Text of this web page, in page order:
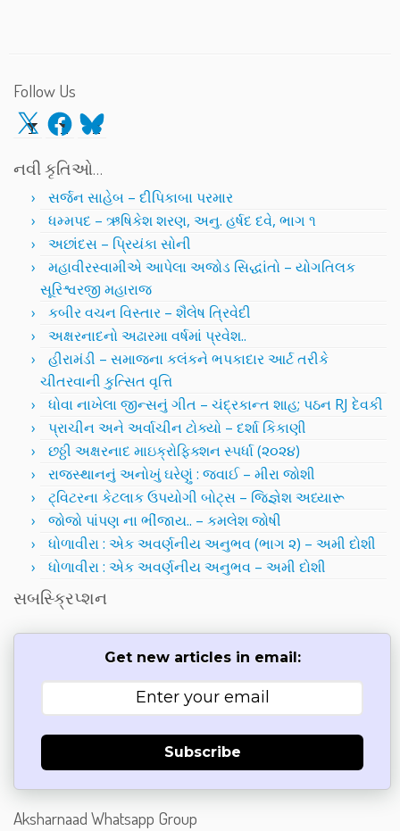
Follow Us
X Facebook
Bluesky
નવી કૃતિઓ…
સર્જન સાહેબ – દીપિકાબા પરમાર
ધમ્મપદ – ઋષિકેશ શરણ, અનુ. હર્ષદ દવે, ભાગ ૧
અછાંદસ – પ્રિયંકા સોની
મહાવીરસ્વામીએ આપેલા અજોડ સિદ્ધાંતો – યોગતિલક
સૂરિશ્વરજી મહારાજ
કબીર વચન વિસ્તાર – શૈલેષ ત્રિવેદી
અક્ષરનાદનો અઢારમા વર્ષમાં પ્રવેશ..
હીરામંડી – સમાજના કલંકને ભપકાદાર આર્ટ તરીકે
ચીતરવાની કુત્સિત વૃત્તિ
ધોવા નાખેલા જીન્સનું ગીત – ચંદ્રકાન્ત શાહ; પઠન RJ દેવકી
પ્રાચીન અને અર્વાચીન ટોક્યો – દર્શા કિકાણી
છઠ્ઠી અક્ષરનાદ માઇક્રોફિક્શન સ્પર્ધા (૨૦૨૪)
રાજસ્થાનનું અનોખું ઘરેણું : જવાઈ – મીરા જોશી
ટ્વિટરના કેટલાક ઉપયોગી બોટ્સ – જિજ્ઞેશ અધ્યારૂ
જોજો પાંપણ ના ભીંજાય.. – કમલેશ જોષી
ધોળાવીરા : એક અવર્ણનીય અનુભવ (ભાગ ૨) – અમી દોશી
ધોળાવીરા : એક અવર્ણનીય અનુભવ – અમી દોશી
સબસ્ક્રિપ્શન
Get new articles in email:
Subscribe
Aksharnaad Whatsapp Group